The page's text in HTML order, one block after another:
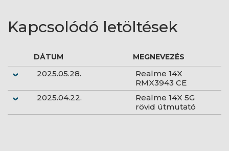
Kapcsolódó letöltések
DÁTUM MEGNEVEZÉS
2025.05.28.
Realme 14X
RMX3943 CE
2025.04.22.
Realme 14X 5G
rövid útmutató